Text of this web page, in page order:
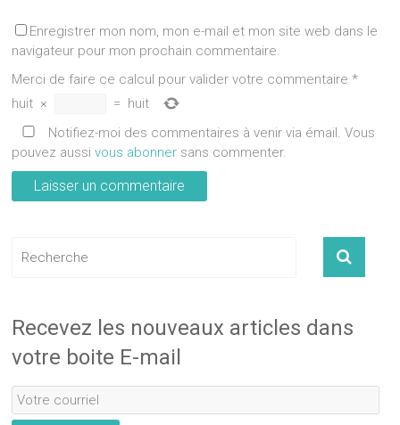
Enregistrer mon nom, mon e-mail et mon site web dans le
navigateur pour mon prochain commentaire.
Merci de faire ce calcul pour valider votre commentaire *
huit × = huit
Notifiez-moi des commentaires à venir via émail. Vous
pouvez aussivous abonner sans commenter.
Recevez les nouveaux articles dans
votre boite E-mail